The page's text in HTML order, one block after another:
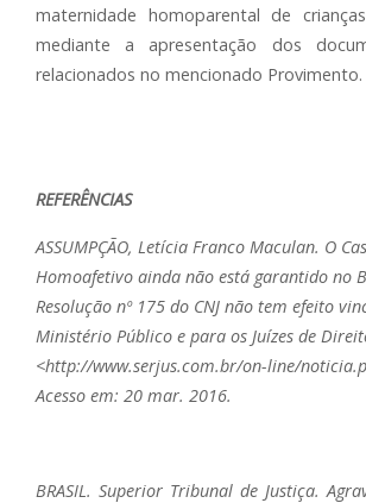
maternidade homoparental de
mediante a apresentação dos
relacionados no mencionado Provimento.
REFERÊNCIAS
ASSUMPÇÃO, Letícia Franco Maculan. O
Homoafetivo ainda não está garantido no
Resolução nº 175 do CNJ não tem efeito
Ministério Público e para os Juízes de
<http://www.serjus.com.br/on-line/
Acesso em: 20 mar. 2016.
BRASIL. Superior Tribunal de Justiça.